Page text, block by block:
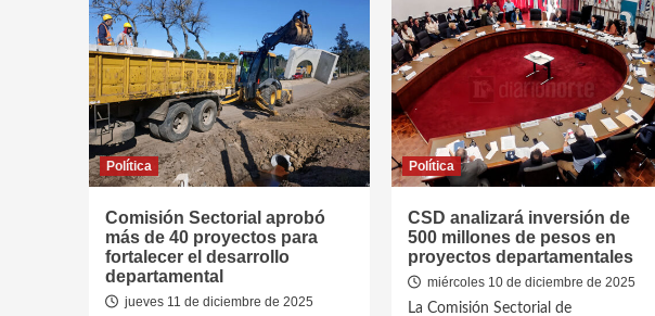
Política
Comisión Sectorial aprobó
más de 40 proyectos para
fortalecer el desarrollo
departamental
jueves 11 de diciembre de 2025
Política
CSD analizará inversión de
500 millones de pesos en
proyectos departamentales
miércoles 10 de diciembre de 2025
La Comisión Sectorial de